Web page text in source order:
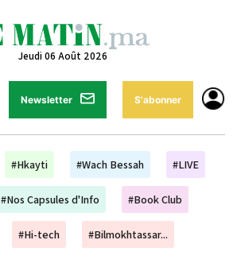
Jeudi 06 Août 2026
Newsletter S'abonner
#Hkayti #Wach Bessah #LIVE
#Nos Capsules d'Info #Book Club
#Hi-tech #Bilmokhtassar...